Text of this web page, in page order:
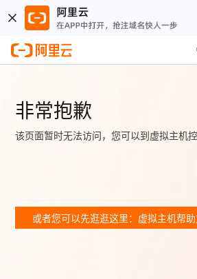
非常抱歉
该页面暂时无法访问，您可以到虚拟主机
或者您可以先逛逛这里：虚拟主机帮